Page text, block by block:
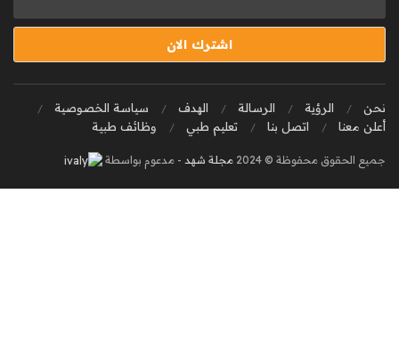
نحن الرؤية الرسالة الهدف
سياسة الخصوصية
أعلن معنا
اتصل بنا تعليم طبي وظائف طبية
جميع الحقوق محفوظة © 2024 مجلة شهد - مدعوم بواسطة